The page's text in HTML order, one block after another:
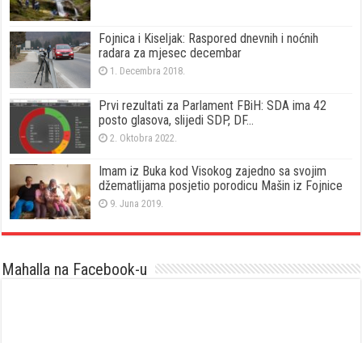
Fojnica i Kiseljak: Raspored dnevnih i noćnih
radara za mjesec decembar
1. Decembra 2018.
Prvi rezultati za Parlament FBiH: SDA ima 42
posto glasova, slijedi SDP, DF…
2. Oktobra 2022.
Imam iz Buka kod Visokog zajedno sa svojim
džematlijama posjetio porodicu Mašin iz Fojnice
9. Juna 2019.
Mahalla na Facebook-u